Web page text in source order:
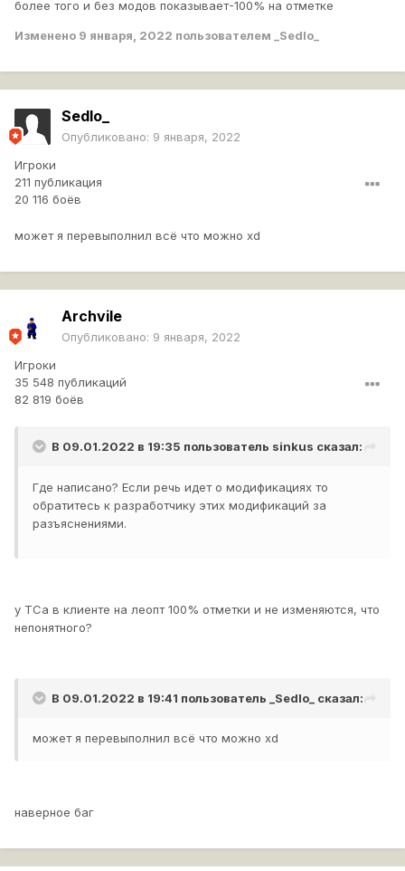
более того и без модов показывает-100% на отметке
Изменено 9 января, 2022 пользователем _Sedlo_
Sedlo_
Опубликовано: 9 января, 2022
Игроки
211 публикация
20 116 боёв
может я перевыполнил всё что можно хd
Archvile
Опубликовано: 9 января, 2022
Игроки
35 548 публикаций
82 819 боёв
В 09.01.2022 в 19:35 пользователь sinkus сказал:
Где написано? Если речь идет о модификациях то
обратитесь к разработчику этих модификаций за
разъяснениями.
у ТСа в клиенте на леопт 100% отметки и не изменяются, что
непонятного?
В 09.01.2022 в 19:41 пользователь _Sedlo_ сказал:
может я перевыполнил всё что можно хd
наверное баг